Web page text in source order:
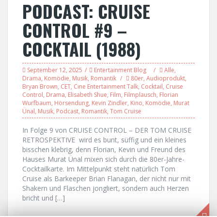
PODCAST: CRUISE
CONTROL #9 –
COCKTAIL (1988)
September 12, 2025 Entertainment Blog Alle,
Drama, Komödie, Musik, Romantik 80er, Audioprodukt,
Bryan Brown, CET, Cine Entertainment Talk, Cocktail, Cruise
Control, Drama, Elisabeth Shue, Film, Filmplausch, Florian
Wurfbaum, Hörsendung, Kevin Zindler, Kino, Komödie, Murat
Ünal, Musik, Podcast, Romantik, Tom Cruise
In Folge 9 von CRUISE CONTROL – DER TOM CRUISE
RETROSPEKTIVE wird es bunt, süffig und ein kleines
bisschen klebrig, denn Florian, Kevin und Freund des
Hauses Murat Ünal mixen sich durch die 80er-Jahre-
Cocktailkarte. Im Mittelpunkt steht natürlich Tom
Cruise als Barkeeper Brian Flanagan, der nicht nur mit
Shakern und Flaschen jongliert, sondern auch Herzen
bricht und […]